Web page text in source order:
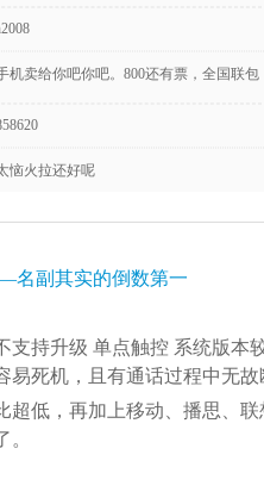
机卖给你吧你吧。800还有票，全国联包
恼火拉还好呢
副其实的倒数第一
支持升级 单点触控 系统版本
易死机，且有通话过程中无
超低，再加上移动、播思、